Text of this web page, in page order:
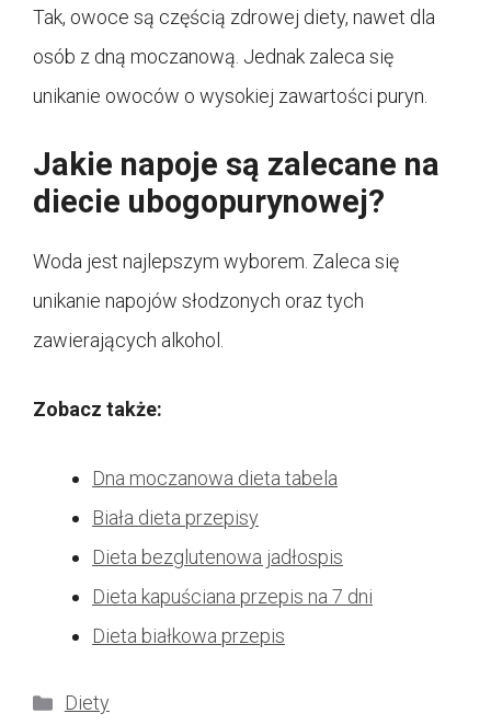
Tak, owoce są częścią zdrowej diety, nawet dla
osób z dną moczanową. Jednak zaleca się
unikanie owoców o wysokiej zawartości puryn.
Jakie napoje są zalecane na
diecie ubogopurynowej?
Woda jest najlepszym wyborem. Zaleca się
unikanie napojów słodzonych oraz tych
zawierających alkohol.
Zobacz także:
Dna moczanowa dieta tabela
Biała dieta przepisy
Dieta bezglutenowa jadłospis
Dieta kapuściana przepis na 7 dni
Dieta białkowa przepis
Kategorie
Diety